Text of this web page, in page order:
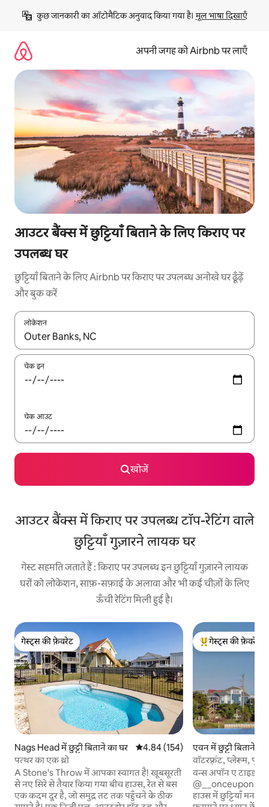
छोड़कर
कॉन्टेंट
कुछ जानकारी का ऑटोमैटिक अनुवाद किया गया है। मूल भाषा दिखाएँ
अपनी जगह को Airbnb पर लाएँ
आउटर बैंक्स में छुट्टियाँ बिताने के लिए किराए पर
उपलब्ध घर
छुट्टियाँ बिताने के लिए Airbnb पर किराए पर उपलब्ध अनोखे घर ढूँढ़ें
और बुक करें
लोकेशन
नतीजों के उपलब्ध होने पर, अप और डाउन 'ऐरो की' का इस्तेमाल करके नेविगेट
चेक इन
चेक आउट
खोजें
आउटर बैंक्स में किराए पर उपलब्ध टॉप-रेटिंग वाले
छुट्टियाँ गुज़ारने लायक घर
गेस्ट सहमति जताते हैं : किराए पर उपलब्ध इन छुट्टियाँ गुज़ारने लायक
घरों को लोकेशन, साफ़-सफ़ाई के अलावा और भी कई चीज़ों के लिए
ऊँची रेटिंग मिली हुई है।
गेस्ट्स की फ़ेवरेट
गेस्ट्स की फ़ेवरेट
Nags Head में छुट्टी बिताने का घर औसत रेटिंग 5 में से 4.84, 154 समीक्षाएँ
4.84 (154)
पत्थर का एक थ्रो
A Stone's Throw में आपका स्वागत है! खूबसूरती
से नए सिरे से तैयार किया गया बीच हाउस, रेत से बस
एक कदम दूर है, जो समुद्र तट तक पहुँचने के ठीक
गेस्ट्स का टॉप फ़ेवरेट
गेस्ट्स की फ़ेवरेट
एवन में छुट्टी बिताने का
वॉटरफ़्रंट, प्लेरूम,
दूरी
वन्स अपॉन ए टाइड -
@__onceuponatide__ अपने
हाउस में छुट्टियाँ